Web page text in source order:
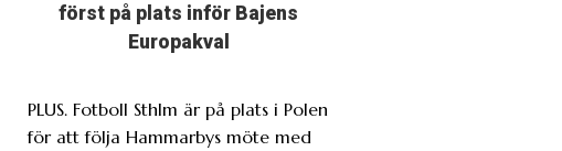
först på plats inför Bajens
Europakval
PLUS. Fotboll Sthlm är på plats i Polen
för att följa Hammarbys möte med